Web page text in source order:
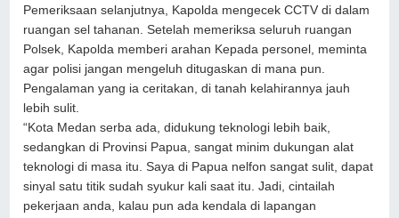
Pemeriksaan selanjutnya, Kapolda mengecek CCTV di dalam
ruangan sel tahanan. Setelah memeriksa seluruh ruangan
Polsek, Kapolda memberi arahan Kepada personel, meminta
agar polisi jangan mengeluh ditugaskan di mana pun.
Pengalaman yang ia ceritakan, di tanah kelahirannya jauh
lebih sulit.
“Kota Medan serba ada, didukung teknologi lebih baik,
sedangkan di Provinsi Papua, sangat minim dukungan alat
teknologi di masa itu. Saya di Papua nelfon sangat sulit, dapat
sinyal satu titik sudah syukur kali saat itu. Jadi, cintailah
pekerjaan anda, kalau pun ada kendala di lapangan